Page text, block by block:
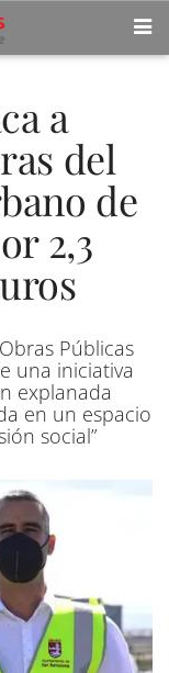
a
del
de
2,3
Públicas
una iniciativa
explanada
en un espacio
social”